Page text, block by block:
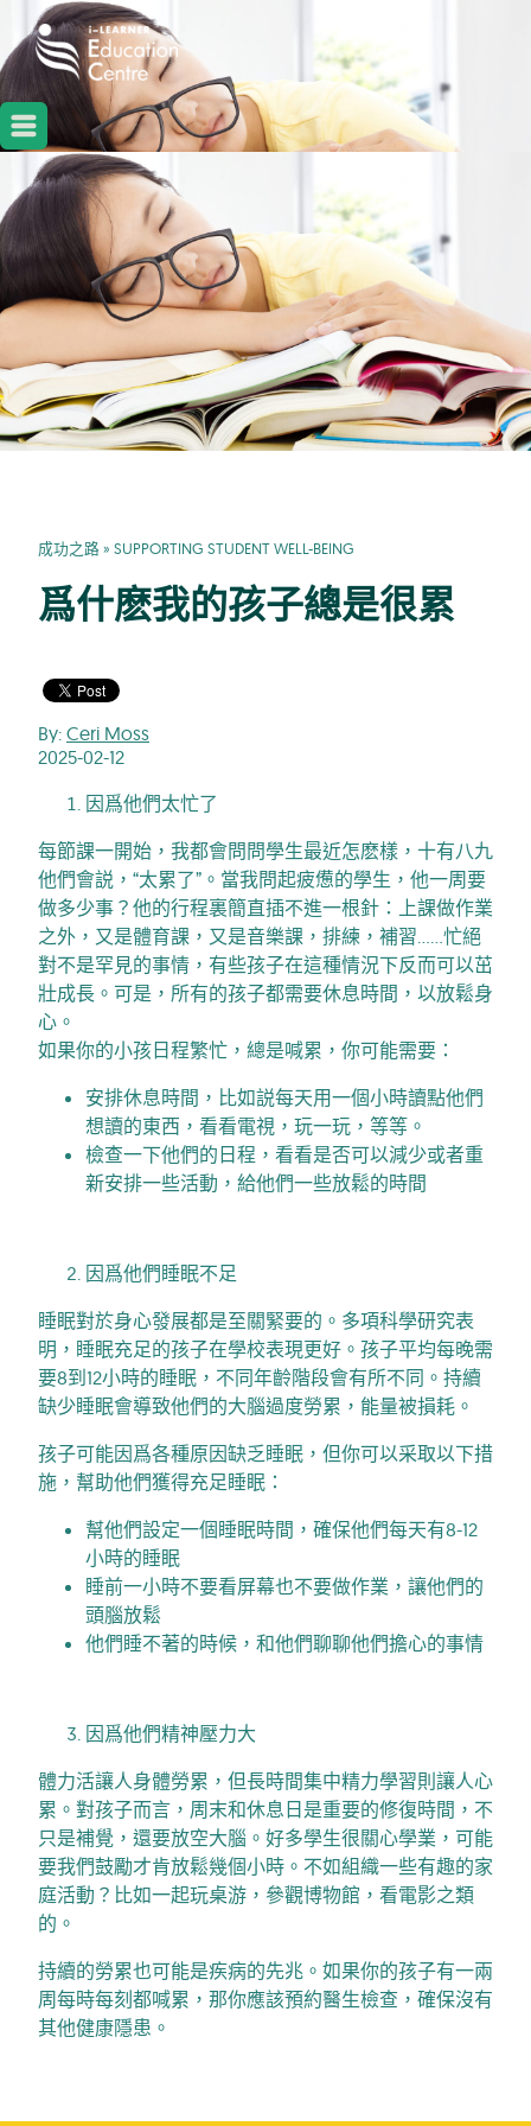
成功之路» SUPPORTING STUDENT WELL-BEING
爲什麽我的孩子總是很累
By: Ceri Moss
2025-02-12
因爲他們太忙了
每節課一開始，我都會問問學生最近怎麽樣，十有八九
他們會説，“太累了”。當我問起疲憊的學生，他一周要
做多少事？他的行程裏簡直插不進一根針：上課做作業
之外，又是體育課，又是音樂課，排練，補習……忙絕
對不是罕見的事情，有些孩子在這種情況下反而可以茁
壯成長。可是，所有的孩子都需要休息時間，以放鬆身
心。
如果你的小孩日程繁忙，總是喊累，你可能需要：
安排休息時間，比如説每天用一個小時讀點他們
想讀的東西，看看電視，玩一玩，等等。
檢查一下他們的日程，看看是否可以減少或者重
新安排一些活動，給他們一些放鬆的時間
因爲他們睡眠不足
睡眠對於身心發展都是至關緊要的。多項科學研究表
明，睡眠充足的孩子在學校表現更好。孩子平均每晚需
要8到12小時的睡眠，不同年齡階段會有所不同。持續
缺少睡眠會導致他們的大腦過度勞累，能量被損耗。
孩子可能因爲各種原因缺乏睡眠，但你可以采取以下措
施，幫助他們獲得充足睡眠：
幫他們設定一個睡眠時間，確保他們每天有8-12
小時的睡眠
睡前一小時不要看屏幕也不要做作業，讓他們的
頭腦放鬆
他們睡不著的時候，和他們聊聊他們擔心的事情
因爲他們精神壓力大
體力活讓人身體勞累，但長時間集中精力學習則讓人心
累。對孩子而言，周末和休息日是重要的修復時間，不
只是補覺，還要放空大腦。好多學生很關心學業，可能
要我們鼓勵才肯放鬆幾個小時。不如組織一些有趣的家
庭活動？比如一起玩桌游，參觀博物館，看電影之類
的。
持續的勞累也可能是疾病的先兆。如果你的孩子有一兩
周每時每刻都喊累，那你應該預約醫生檢查，確保沒有
其他健康隱患。